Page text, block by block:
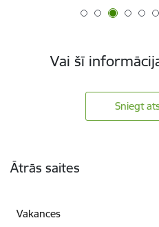
Vai šī
Sniegt
Ātrās saites
Vakances